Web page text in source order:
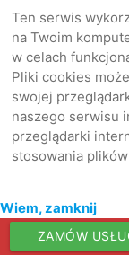
Ten serwis
na Twoim
w celach
Pliki cookies
swojej
naszego serwisu
przeglądarki
stosowania
Wiem, zamknij
ZAMÓW